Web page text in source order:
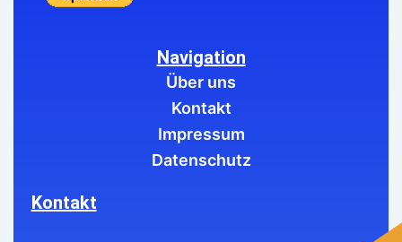
Navigation
Über uns
Kontakt
Impressum
Datenschutz
Kontakt